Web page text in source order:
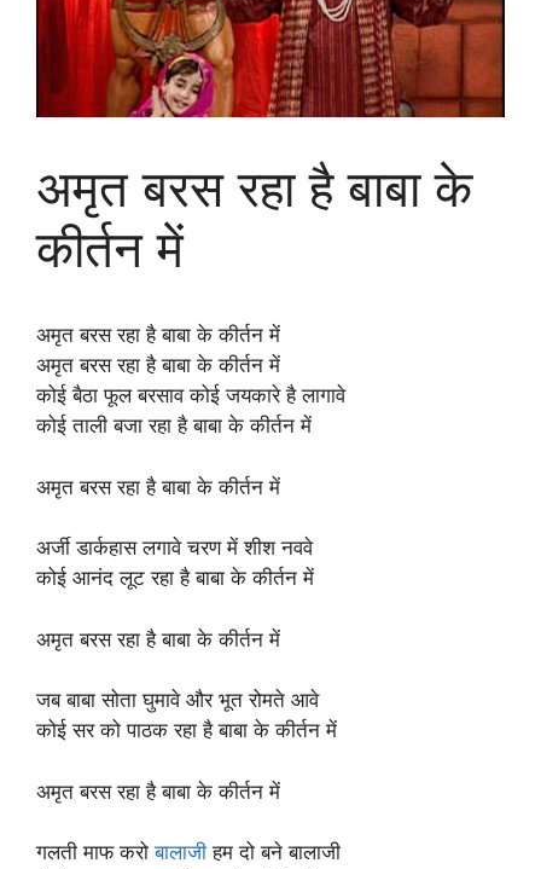
अमृत ​​बरस रहा है बाबा के
कीर्तन में
अमृत ​​बरस रहा है बाबा के कीर्तन में
अमृत ​​बरस रहा है बाबा के कीर्तन में
कोई बैठा फूल बरसाव कोई जयकारे है लागावे
कोई ताली बजा रहा है बाबा के कीर्तन में
अमृत ​​बरस रहा है बाबा के कीर्तन में
अर्जी डार्कहास लगावे चरण में शीश नववे
कोई आनंद लूट रहा है बाबा के कीर्तन में
अमृत ​​बरस रहा है बाबा के कीर्तन में
जब बाबा सोता घुमावे और भूत रोमते आवे
कोई सर को पाठक रहा है बाबा के कीर्तन में
अमृत ​​बरस रहा है बाबा के कीर्तन में
गलती माफ करोबालाजी हम दो बने बालाजी